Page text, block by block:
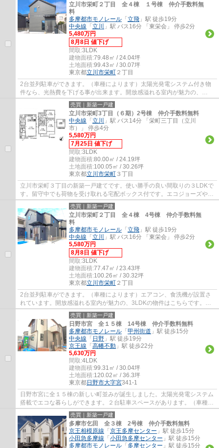
立川市栄町２丁目 全４棟 １号棟 仲介手数料無
料
多摩都市モノレール 「 立飛 」駅 徒歩19分
中央線 「 立川
」駅 バス16分 「東栄会」 停歩2分
5,480万円
8月8日 値下げ
間取:3LDK
建物面積:79.48㎡ / 24.04坪
土地面積:99.43㎡ / 30.07坪
東京都立川市栄町 ２丁目
2台並列駐車ができます。（車種によります）太陽光発電システム付き物
件なら、光熱費を下げる事が出来ます。開放感溢れる室内が魅力の、
3LDKの物件はこちらです。立川市での住まい探し...
売買｜新築一戸建
立川市栄町3丁目（６期）2号棟 仲介手数料無料
中央線 「 立川
」駅 バス14分 「栄町三丁目（立川
市）」 停歩4分
5,580万円
7月25日 値下げ
間取:3LDK
建物面積:80.00㎡ / 24.19坪
土地面積:100.05㎡ / 30.26坪
東京都立川市栄町 ３丁目
立川市栄町３丁目の新築一戸建てです。使い勝手の良い間取りの３LDKで
す。留守中でも荷物を受け取れる宅配ボックス付です。エコジョーズや食
洗機等、設備も充実しています。立川市でお...
売買｜新築一戸建
立川市栄町２丁目 全４棟 4号棟 仲介手数料無
料
多摩都市モノレール 「 立飛 」駅 徒歩19分
中央線 「 立川
」駅 バス16分 「東栄会」 停歩2分
5,580万円
8月8日 値下げ
間取:3LDK
建物面積:77.47㎡ / 23.43坪
土地面積:100.26㎡ / 30.32坪
東京都立川市栄町 ２丁目
2台並列駐車ができます。（車種によります）エアコン、食洗機が設置さ
れています。開放感溢れる室内が魅力の、3LDKの物件はこちらです。立
川市での住まい探しは、地域に特化したエージ...
売買｜新築一戸建
日野市宮 全１５棟 14号棟 仲介手数料無料
多摩都市モノレール 「 甲州街道 」駅 徒歩15分
中央線 「 日野 」駅 徒歩19分
京王線 「 高幡不動 」駅 徒歩22分
5,630万円
間取:4LDK
建物面積:99.31㎡ / 30.04坪
土地面積:120.02㎡ / 36.3坪
東京都日野市大字宮341-1
日野市宮に全１５棟の新しい町並みが誕生しました。太陽光発電システム
搭載でエコな暮らしができます。２台駐車スペースがあります。（車種に
よります）たっぷり収納ができるウォーク...
売買｜新築一戸建
多摩市乞田 全３棟 2号棟 仲介手数料無料
京王相模原線 「 京王多摩センター 」駅 徒歩15分
小田急多摩線 「 小田急多摩センター 」駅 徒歩15分
多摩都市モノレール 「 多摩センター 」駅 徒歩15分